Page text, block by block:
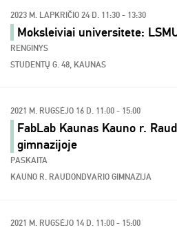
2023 M. LAPKRIČIO 24 D. 11:30 - 13:30
Moksleiviai universitete:
RENGINYS
STUDENTŲ G. 48, KAUNAS
2021 M. RUGSĖJO 16 D. 11:00 - 15:00
FabLab Kaunas Kauno r.
gimnazijoje
PASKAITA
KAUNO R. RAUDONDVARIO GIMNAZIJA
2021 M. RUGSĖJO 14 D. 11:00 - 15:00